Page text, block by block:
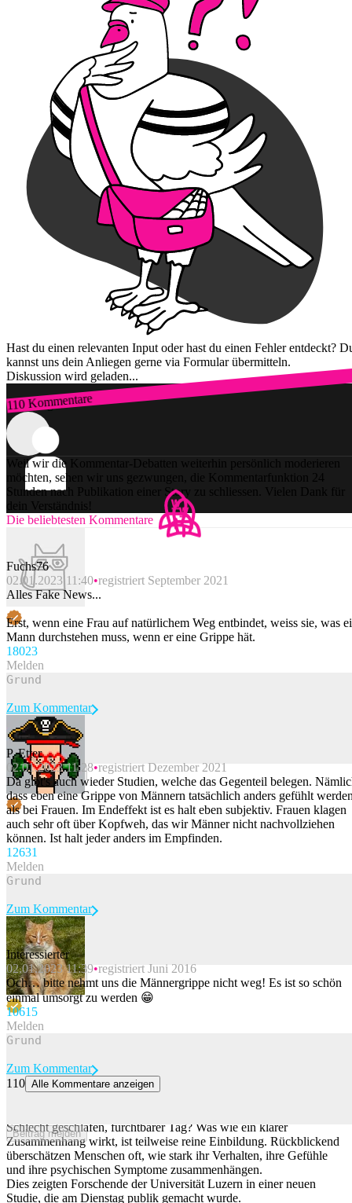
Hast du einen relevanten Input oder hast du einen Fehler entdeckt?
kannst uns dein Anliegen gerne via Formular übermitteln.
Diskussion wird geladen...
110 Kommentare
Zum Login
Weil wir die Kommentar-Debatten weiterhin persönlich moderieren
möchten, sehen wir uns gezwungen, die Kommentarfunktion 24
Stunden nach Publikation einer Story zu schliessen. Vielen Dank für
dein Verständnis!
Die beliebtesten Kommentare
Fuchs76
02.01.2023 11:40 registriert September 2021
Alles Fake News...
Erst, wenn eine Frau auf natürlichem Weg entbindet, weiss sie, was
Mann durchstehen muss, wenn er eine Grippe hät.
18023
Melden
Beitrag melden
Zum Kommentar
P. Etter
02.01.2023 11:28 registriert Dezember 2021
Da gibt's auch wieder Studien, welche das Gegenteil belegen.
dass eben eine Grippe von Männern tatsächlich anders gefühlt
als bei Frauen. Im Endeffekt ist es halt eben subjektiv. Frauen klagen
auch sehr oft über Kopfweh, das wir Männer nicht nachvollziehen
können. Ist halt jeder anders im Empfinden.
12631
Melden
Beitrag melden
Zum Kommentar
Interessierter
02.01.2023 11:39 registriert Juni 2016
Och… bitte nehmt uns die Männergrippe nicht weg! Es ist so schön
einmal umsorgt zu werden 😁
10615
Melden
Beitrag melden
Zum Kommentar
110 Alle Kommentare anzeigen
Schlecht geschlafen, furchtbarer Tag? Was wie ein klarer
Zusammenhang wirkt, ist teilweise reine Einbildung. Rückblickend
überschätzen Menschen oft, wie stark ihr Verhalten, ihre Gefühle
und ihre psychischen Symptome zusammenhängen.
Dies zeigten Forschende der Universität Luzern in einer neuen
Studie, die am Dienstag publik gemacht wurde.